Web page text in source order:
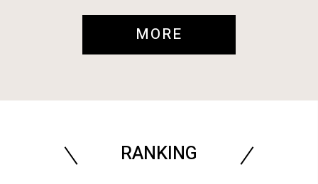
MORE
RANKING